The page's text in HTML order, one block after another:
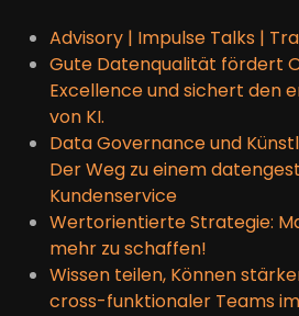
Advisory | Impulse Talks |
Gute Datenqualität fördert
Excellence und sichert den
von KI.
Data Governance und
Der Weg zu einem
Kundenservice
Wertorientierte Strategie:
mehr zu schaffen!
Wissen teilen, Können
cross-funktionaler Teams